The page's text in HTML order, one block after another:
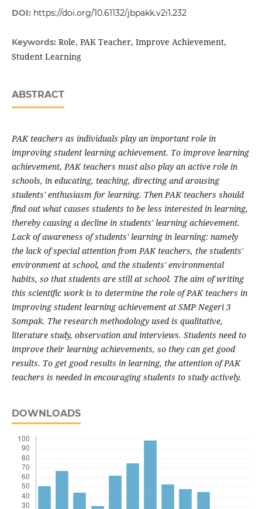
DOI: https://doi.org/10.61132/jbpakk.v2i1.232
Keywords: Role, PAK Teacher, Improve Achievement,
Student Learning
ABSTRACT
PAK teachers as individuals play an important role in
improving student learning achievement. To improve learning
achievement, PAK teachers must also play an active role in
schools, in educating, teaching, directing and arousing
students' enthusiasm for learning. Then PAK teachers should
find out what causes students to be less interested in learning,
thereby causing a decline in students' learning achievement.
Lack of awareness of students' learning in learning: namely
the lack of special attention from PAK teachers, the students'
environment at school, and the students' environmental
habits, so that students are still at school. The aim of writing
this scientific work is to determine the role of PAK teachers in
improving student learning achievement at SMP Negeri 3
Sompak. The research methodology used is qualitative,
literature study, observation and interviews. Students need to
improve their learning achievements, so they can get good
results. To get good results in learning, the attention of PAK
teachers is needed in encouraging students to study actively.
DOWNLOADS